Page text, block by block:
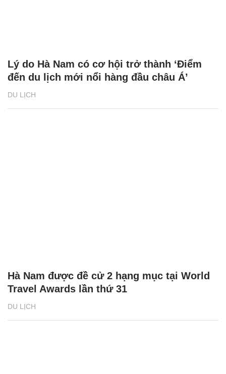
DU LỊCH
Lý do Hà Nam có cơ hội trở thành ‘Điểm
đến du lịch mới nổi hàng đầu châu Á’
DU LỊCH
Hà Nam được đề cử 2 hạng mục tại World
Travel Awards lần thứ 31